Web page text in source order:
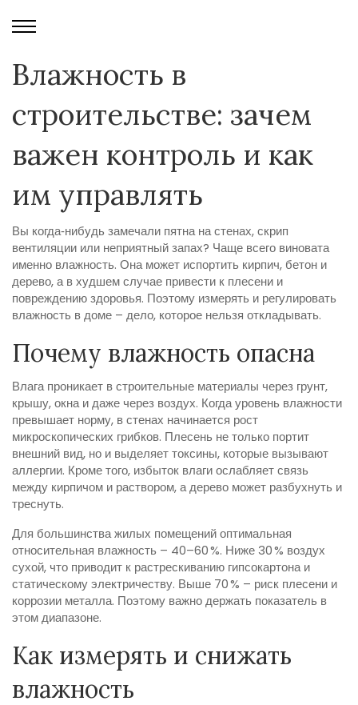
Влажность в
строительстве: зачем
важен контроль и как
им управлять
Вы когда‑нибудь замечали пятна на стенах, скрип
вентиляции или неприятный запах? Чаще всего виновата
именно влажность. Она может испортить кирпич, бетон и
дерево, а в худшем случае привести к плесени и
повреждению здоровья. Поэтому измерять и регулировать
влажность в доме – дело, которое нельзя откладывать.
Почему влажность опасна
Влага проникает в строительные материалы через грунт,
крышу, окна и даже через воздух. Когда уровень влажности
превышает норму, в стенах начинается рост
микроскопических грибков. Плесень не только портит
внешний вид, но и выделяет токсины, которые вызывают
аллергии. Кроме того, избыток влаги ослабляет связь
между кирпичом и раствором, а дерево может разбухнуть и
треснуть.
Для большинства жилых помещений оптимальная
относительная влажность – 40–60 %. Ниже 30 % воздух
сухой, что приводит к растрескиванию гипсокартона и
статическому электричеству. Выше 70 % – риск плесени и
коррозии металла. Поэтому важно держать показатель в
этом диапазоне.
Как измерять и снижать
влажность